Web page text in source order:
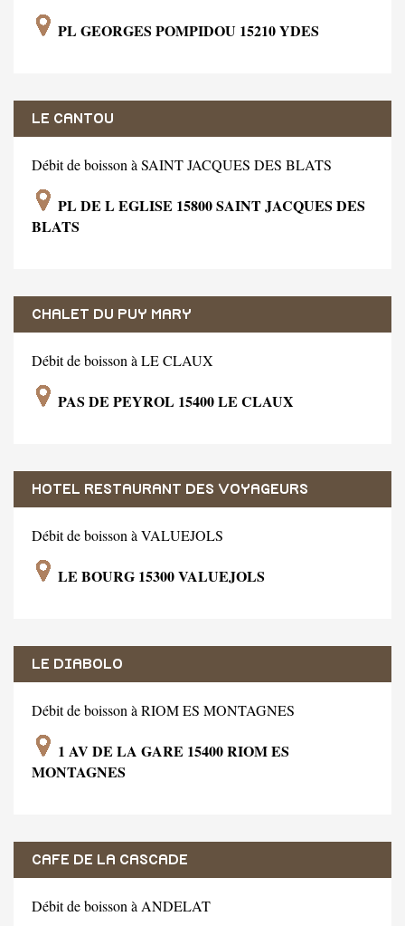
PL GEORGES POMPIDOU 15210 YDES
LE CANTOU
Débit de boisson à SAINT JACQUES DES BLATS
PL DE L EGLISE 15800 SAINT JACQUES DES
BLATS
CHALET DU PUY MARY
Débit de boisson à LE CLAUX
PAS DE PEYROL 15400 LE CLAUX
HOTEL RESTAURANT DES VOYAGEURS
Débit de boisson à VALUEJOLS
LE BOURG 15300 VALUEJOLS
LE DIABOLO
Débit de boisson à RIOM ES MONTAGNES
1 AV DE LA GARE 15400 RIOM ES
MONTAGNES
CAFE DE LA CASCADE
Débit de boisson à ANDELAT